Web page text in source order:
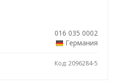
016 035 0002
Германия
Код: 2096284-5